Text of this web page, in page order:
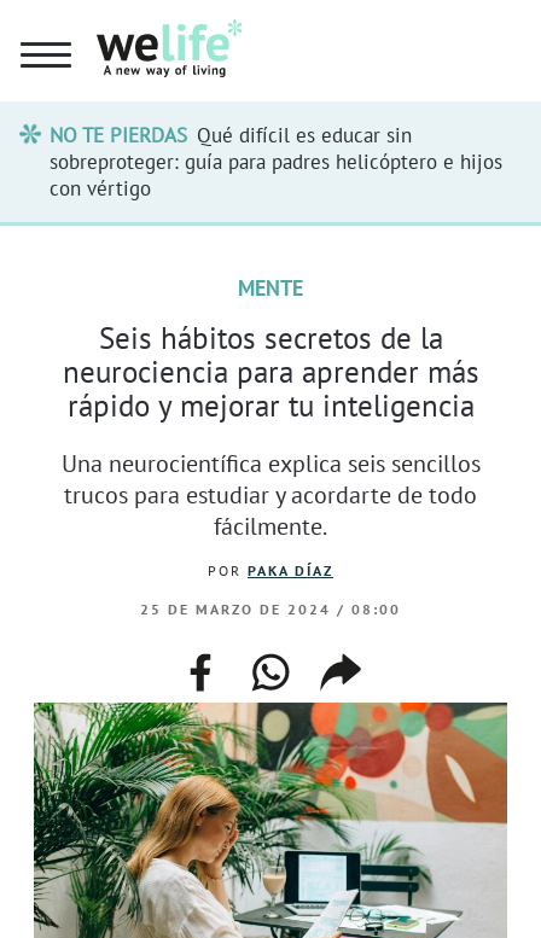
NO TE PIERDAS Qué difícil es educar sin
sobreproteger: guía para padres helicóptero e hijos
con vértigo
MENTE
Seis hábitos secretos de la
neurociencia para aprender más
rápido y mejorar tu inteligencia
Una neurocientífica explica seis sencillos
trucos para estudiar y acordarte de todo
fácilmente.
POR PAKA DÍAZ
25 DE MARZO DE 2024 / 08:00
facebookwhatsappcompartir
enlace